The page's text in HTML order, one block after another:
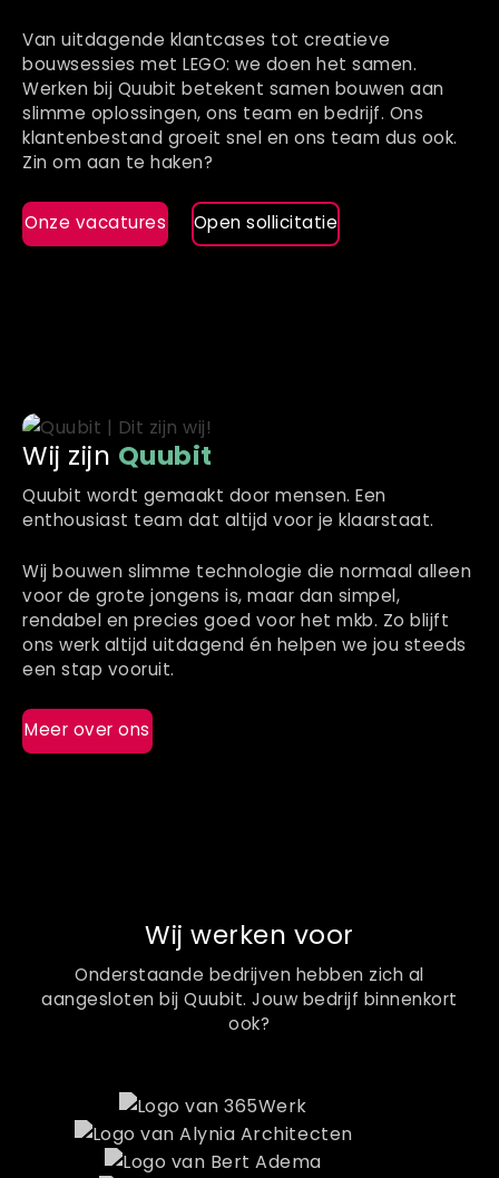
Van uitdagende klantcases tot creatieve
bouwsessies met LEGO: we doen het samen.
Werken bij Quubit betekent samen bouwen aan
slimme oplossingen, ons team en bedrijf. Ons
klantenbestand groeit snel en ons team dus ook.
Zin om aan te haken?
Onze vacatures Open sollicitatie
Wij zijn Quubit
Quubit wordt gemaakt door mensen. Een
enthousiast team dat altijd voor je klaarstaat.
Wij bouwen slimme technologie die normaal alleen
voor de grote jongens is, maar dan simpel,
rendabel en precies goed voor hetmkb. Zo blijft
ons werk altijd uitdagend én helpen we jou steeds
een stap vooruit.
Meer over ons
Wij werken voor
Onderstaande bedrijven hebben zich al
aangesloten bij Quubit. Jouw bedrijf binnenkort
ook?